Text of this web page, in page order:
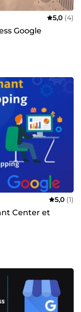
5,0 (4)
Google
5,0 (1)
Center et